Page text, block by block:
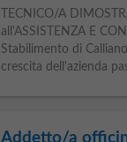
TECNICO/A
all'ASSISTENZA E
Stabilimento di
crescita dell'azienda
Addetto/a